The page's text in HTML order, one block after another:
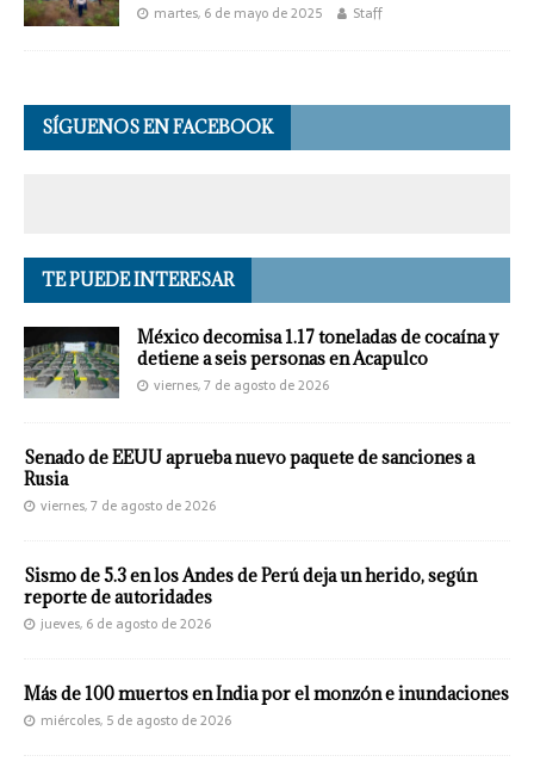
martes, 6 de mayo de 2025 Staff
SÍGUENOS EN FACEBOOK
TE PUEDE INTERESAR
México decomisa 1.17 toneladas de cocaína y
detiene a seis personas en Acapulco
viernes, 7 de agosto de 2026
Senado de EEUU aprueba nuevo paquete de sanciones a
Rusia
viernes, 7 de agosto de 2026
Sismo de 5.3 en los Andes de Perú deja un herido, según
reporte de autoridades
jueves, 6 de agosto de 2026
Más de 100 muertos en India por el monzón e inundaciones
miércoles, 5 de agosto de 2026